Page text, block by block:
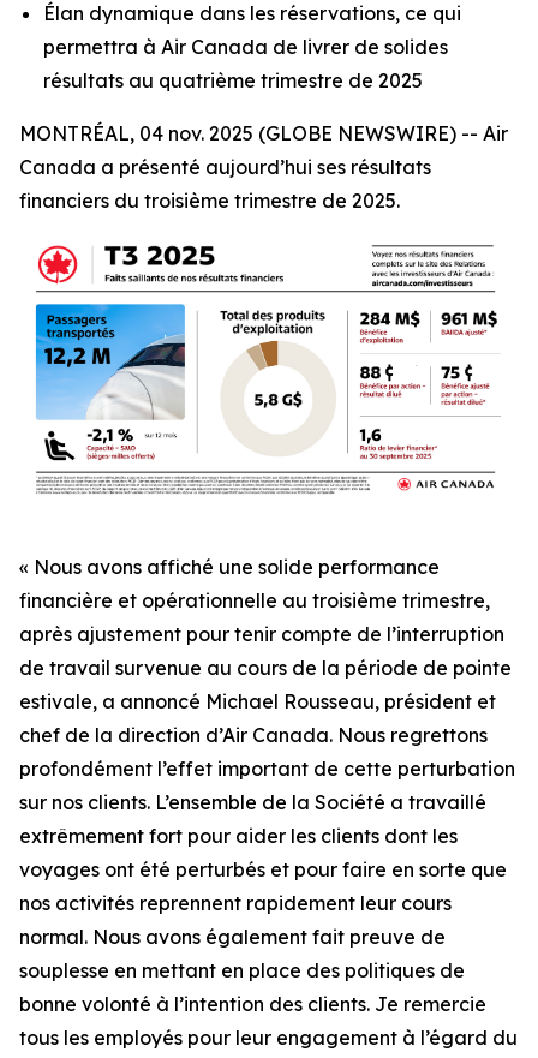
Élan dynamique dans les réservations, ce qui
permettra à Air Canada de livrer de solides
résultats au quatrième trimestre de 2025
MONTRÉAL, 04 nov. 2025 (GLOBE NEWSWIRE) -- Air
Canada a présenté aujourd’hui ses résultats
financiers du troisième trimestre de 2025.
« Nous avons affiché une solide performance
financière et opérationnelle au troisième trimestre,
après ajustement pour tenir compte de l’interruption
de travail survenue au cours de la période de pointe
estivale, a annoncé Michael Rousseau, président et
chef de la direction d’Air Canada. Nous regrettons
profondément l’effet important de cette perturbation
sur nos clients. L’ensemble de la Société a travaillé
extrêmement fort pour aider les clients dont les
voyages ont été perturbés et pour faire en sorte que
nos activités reprennent rapidement leur cours
normal. Nous avons également fait preuve de
souplesse en mettant en place des politiques de
bonne volonté à l’intention des clients. Je remercie
tous les employés pour leur engagement à l’égard du